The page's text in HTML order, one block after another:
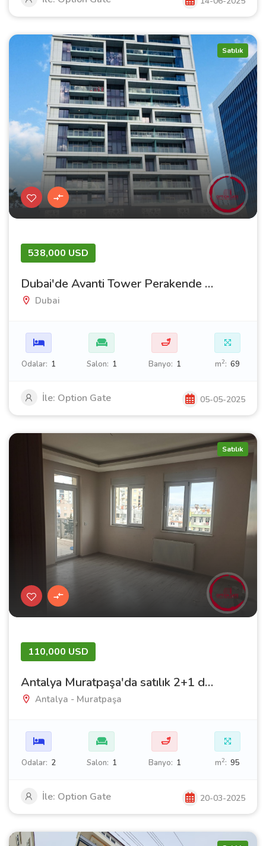
Satılık
538,000 USD
Dubai'de Avanti Tower Perakende kompleksi içinde satılık daire
Dubai
Odalar: 1 Salon: 1
🛁
Banyo: 1 m2: 69
İle: Option Gate 05-05-2025
Satılık
110,000 USD
Antalya Muratpaşa'da satılık 2+1 daire
Antalya - Muratpaşa
Odalar: 2 Salon: 1
🛁
Banyo: 1 m2: 95
İle: Option Gate 20-03-2025